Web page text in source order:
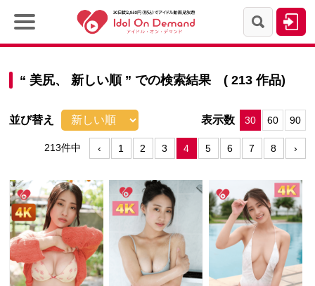
“ 美尻、新しい順” での検索結果 ( 213 作品)
並び替え 表示数 30 60 90
213件中 ‹ 1 2 3 4 5 6 7 8 ›